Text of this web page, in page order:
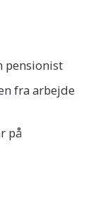
pensionist
fra arbejde
på